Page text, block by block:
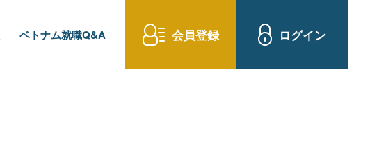
ベトナム就職Q&A 会員登録 ログイン